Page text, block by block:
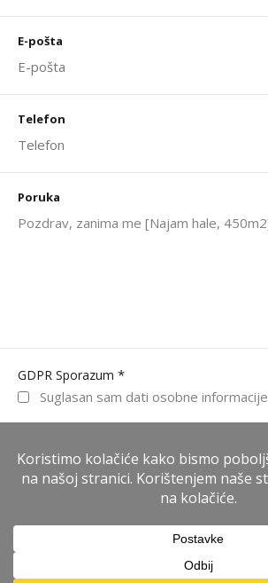
E-pošta
Telefon
Poruka
GDPR Sporazum *
Suglasan sam dati osobne informacije
WhatsApp
Pošalji poruku